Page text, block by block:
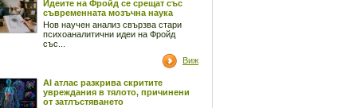
Идеите на Фройд се срещат със
съвременната мозъчна наука
Нов научен анализ свързва стари
психоаналитични идеи на Фройд
със...
Виж
AI атлас разкрива скритите
увреждания в тялото, причинени
от затлъстяването